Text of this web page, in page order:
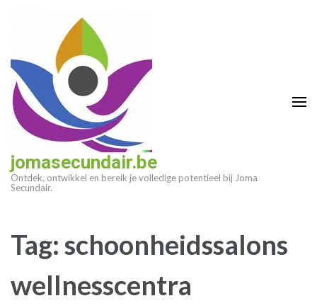
(druk
enter)
jomasecundair.be
Ontdek, ontwikkel en bereik je volledige potentieel bij Joma
Secundair.
Tag:schoonheidssalons
wellnesscentra